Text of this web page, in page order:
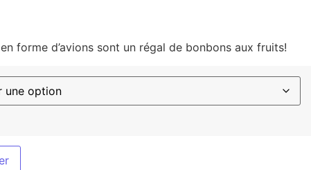
forme d’avions sont un régal de bonbons aux fruits!